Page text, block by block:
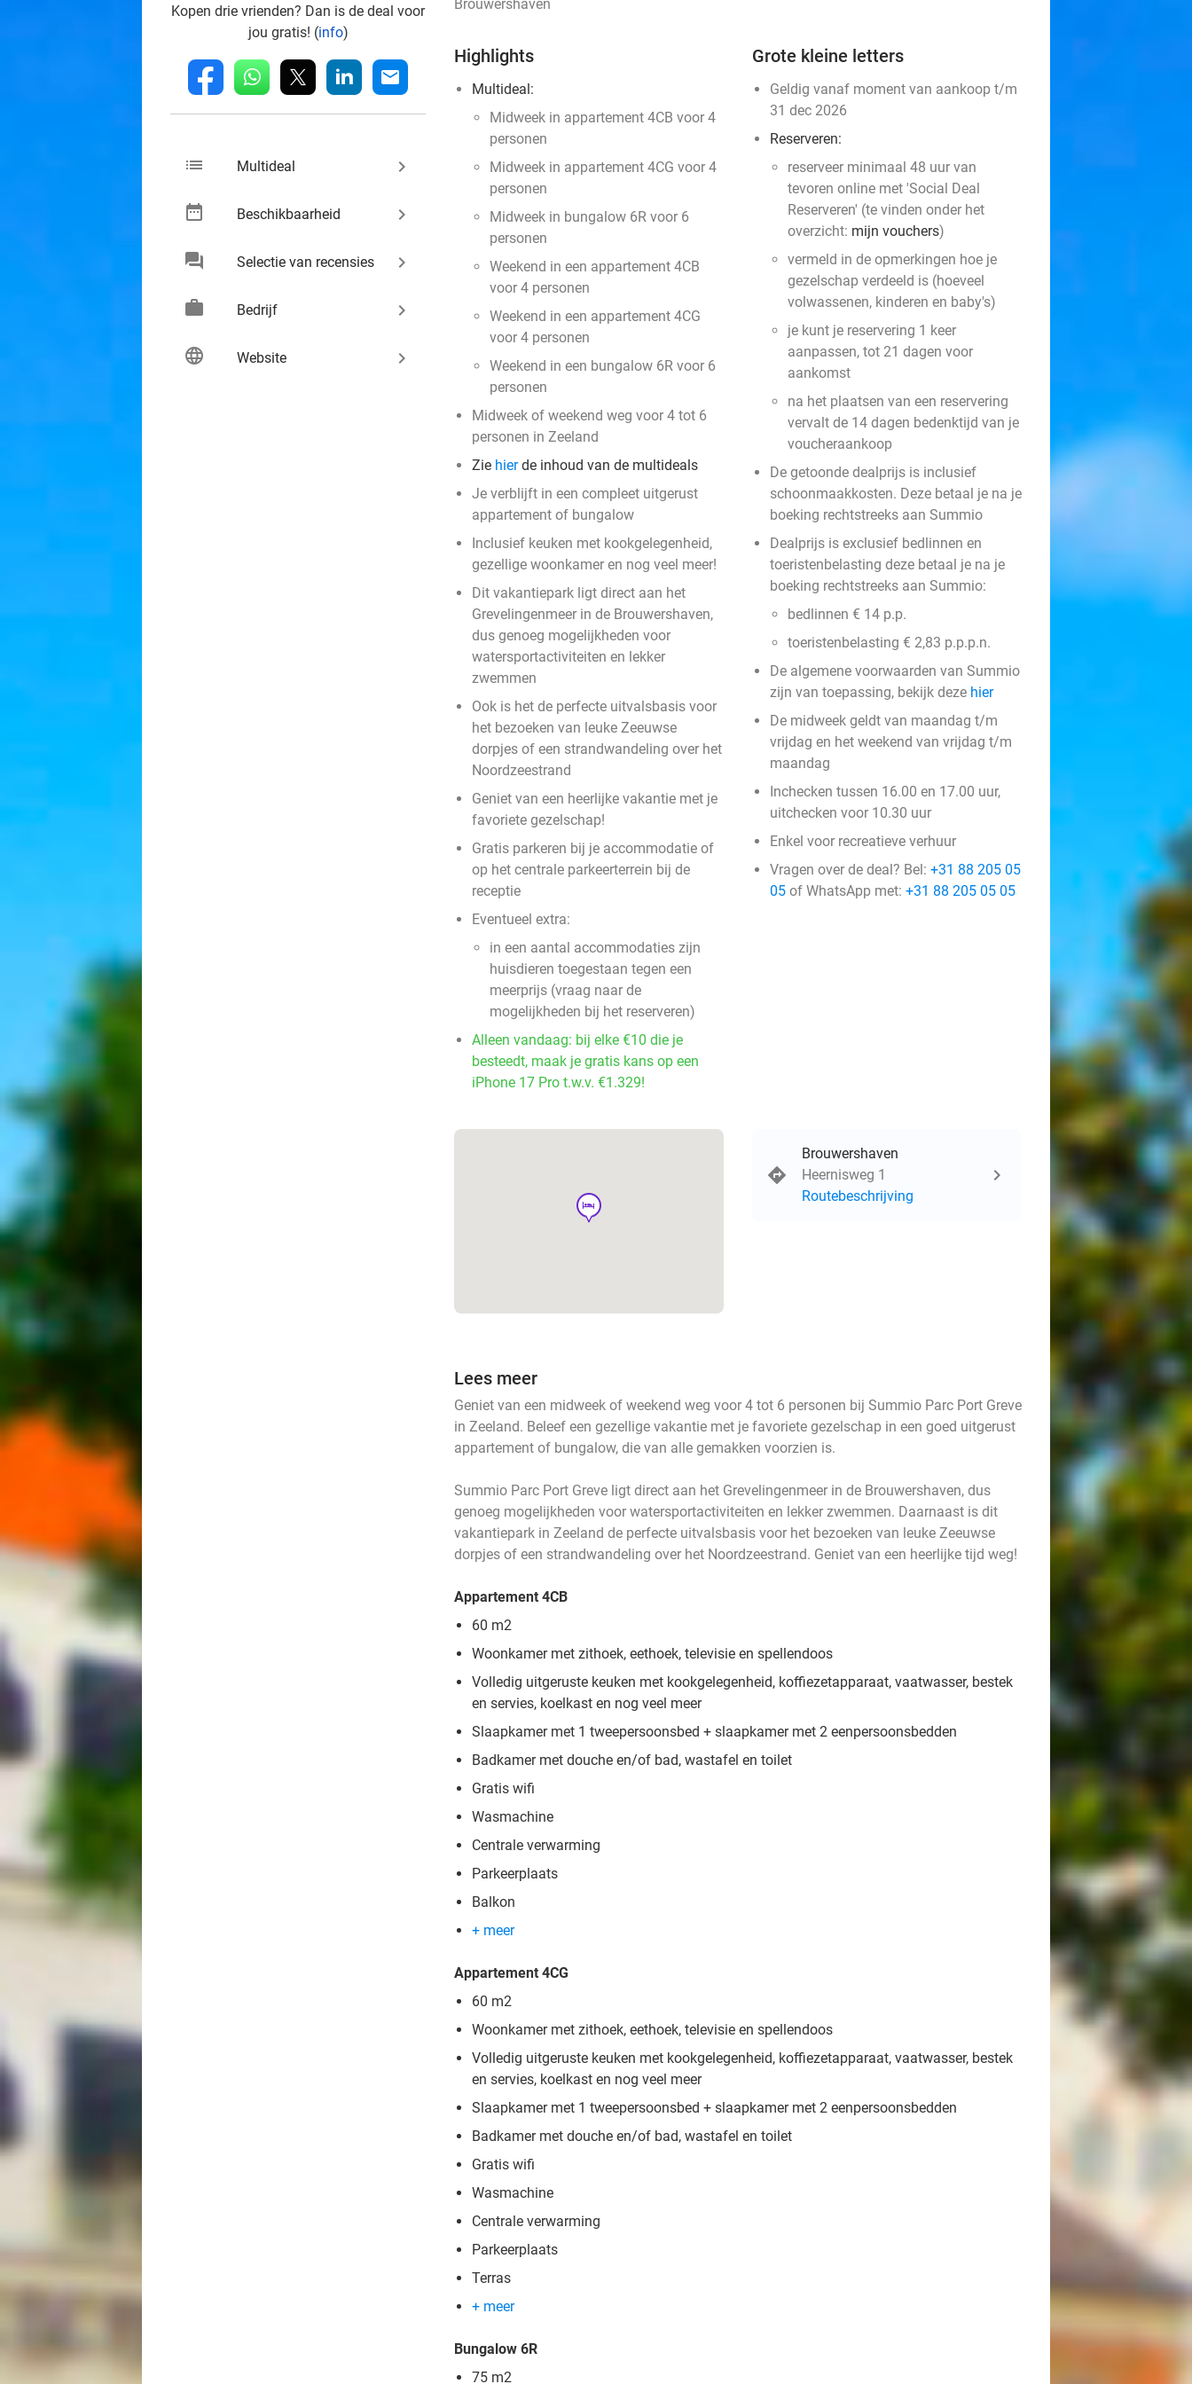
Kopen drie vrienden? Dan is de deal voor
jou gratis! (info)
fb whatsapp linkedin mail
list Multideal keyboard_arrow_right
date_range Beschikbaarheid keyboard_arrow_right
chat Selectie van recensies keyboard_arrow_right
work Bedrijf keyboard_arrow_right
language Website keyboard_arrow_right
Brouwershaven
Highlights
Multideal:
Midweek in appartement 4CB voor 4
personen
Midweek in appartement 4CG voor 4
personen
Midweek in bungalow 6R voor 6
personen
Weekend in een appartement 4CB
voor 4 personen
Weekend in een appartement 4CG
voor 4 personen
Weekend in een bungalow 6R voor 6
personen
Midweek of weekend weg voor 4 tot 6
personen in Zeeland
Zie hierde inhoud van de multideals
Je verblijft in een compleet uitgerust
appartement of bungalow
Inclusief keuken met kookgelegenheid,
gezellige woonkamer en nog veel meer!
Dit vakantiepark ligt direct aan het
Grevelingenmeer in de Brouwershaven,
dus genoeg mogelijkheden voor
watersportactiviteiten en lekker
zwemmen
Ook is het de perfecte uitvalsbasis voor
het bezoeken van leuke Zeeuwse
dorpjes of een strandwandeling over het
Noordzeestrand
Geniet van een heerlijke vakantie met je
favoriete gezelschap!
Gratis parkeren bij je accommodatie of
op het centrale parkeerterrein bij de
receptie
Eventueel extra:
in een aantal accommodaties zijn
huisdieren toegestaan tegen een
meerprijs (vraag naar de
mogelijkheden bij het reserveren)
Alleen vandaag: bij elke €10 die je
besteedt, maak je gratis kans op een
iPhone 17 Pro t.w.v. €1.329!
Grote kleine letters
Geldig vanaf moment van aankoop t/m
31 dec 2026
Reserveren:
reserveer minimaal 48 uur van
tevoren online met 'Social Deal
Reserveren' (te vinden onder het
overzicht: mijn vouchers)
vermeld in de opmerkingen hoe je
gezelschap verdeeld is (hoeveel
volwassenen, kinderen en baby's)
je kunt je reservering 1 keer
aanpassen, tot 21 dagen voor
aankomst
na het plaatsen van een reservering
vervalt de 14 dagen bedenktijd van je
voucheraankoop
De getoonde dealprijs is inclusief
schoonmaakkosten. Deze betaal je na je
boeking rechtstreeks aan Summio
Dealprijs is exclusief bedlinnen en
toeristenbelasting deze betaal je na je
boeking rechtstreeks aan Summio:
bedlinnen € 14 p.p.
toeristenbelasting € 2,83 p.p.p.n.
De algemene voorwaarden van Summio
zijn van toepassing, bekijk deze hier
De midweek geldt van maandag t/m
vrijdag en het weekend van vrijdag t/m
maandag
Inchecken tussen 16.00 en 17.00 uur,
uitchecken voor 10.30 uur
Enkel voor recreatieve verhuur
Vragen over de deal? Bel: +31 88 205 05
05 of WhatsApp met: +31 88 205 05 05
hotel
Brouwershaven
Heernisweg 1
Routebeschrijving
Lees meer
Geniet van een midweek of weekend weg voor 4 tot 6 personen bij Summio Parc Port Greve
in Zeeland. Beleef een gezellige vakantie met je favoriete gezelschap in een goed uitgerust
appartement of bungalow, die van alle gemakken voorzien is.
Summio Parc Port Greve ligt direct aan het Grevelingenmeer in de Brouwershaven, dus
genoeg mogelijkheden voor watersportactiviteiten en lekker zwemmen. Daarnaast is dit
vakantiepark in Zeeland de perfecte uitvalsbasis voor het bezoeken van leuke Zeeuwse
dorpjes of een strandwandeling over het Noordzeestrand. Geniet van een heerlijke tijd weg!
Appartement 4CB
60 m2
Woonkamer met zithoek, eethoek, televisie en spellendoos
Volledig uitgeruste keuken met kookgelegenheid, koffiezetapparaat, vaatwasser, bestek
en servies, koelkast en nog veel meer
Slaapkamer met 1 tweepersoonsbed + slaapkamer met 2 eenpersoonsbedden
Badkamer met douche en/of bad, wastafel en toilet
Gratis wifi
Wasmachine
Centrale verwarming
Parkeerplaats
Balkon
+ meer
Appartement 4CG
60 m2
Woonkamer met zithoek, eethoek, televisie en spellendoos
Volledig uitgeruste keuken met kookgelegenheid, koffiezetapparaat, vaatwasser, bestek
en servies, koelkast en nog veel meer
Slaapkamer met 1 tweepersoonsbed + slaapkamer met 2 eenpersoonsbedden
Badkamer met douche en/of bad, wastafel en toilet
Gratis wifi
Wasmachine
Centrale verwarming
Parkeerplaats
Terras
+ meer
Bungalow 6R
75 m2